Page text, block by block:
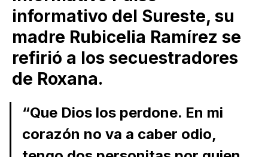
informativo del Sureste, su
madre Rubicelia Ramírez se
refirió a los secuestradores
de Roxana.
“Que Dios los perdone. En mi
corazón no va a caber odio,